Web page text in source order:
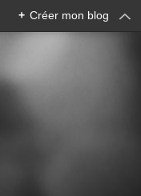
+ Créer mon blog